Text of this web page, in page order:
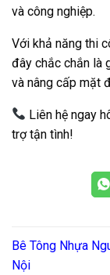
và công nghiệp.
Với khả năng thi
đây chắc chắn là
và nâng cấp mặt
Liên hệ ngay
trợ tận tình!
Bê Tông Nhựa
Nội